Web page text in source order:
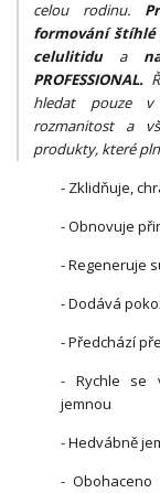
celou rodinu.
formování
celulitidua
PROFESSIONAL.
hledat pouze v
rozmanitost a
produkty, které
- Zklidňuje,
- Obnovuje
- Regeneruje
- Dodává
- Předchází
- Rychle se
jemnou
- Hedvábně
-